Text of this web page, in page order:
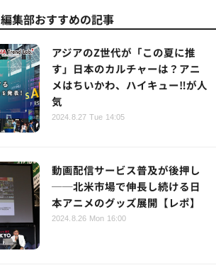
編集部おすすめの記事
アジアのZ世代が「この夏に推
す」日本のカルチャーは？アニ
メはちいかわ、ハイキュー‼が人
気
2024.8.27 Tue 14:05
動画配信サービス普及が後押し
──北米市場で伸長し続ける日
本アニメのグッズ展開【レポ】
2024.8.26 Mon 16:00